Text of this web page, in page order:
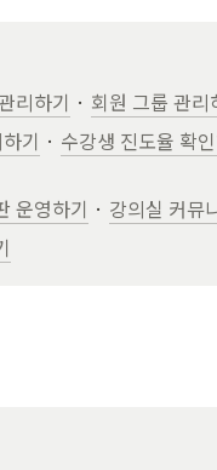
리하기 · 회원 그룹 관리
기 · 수강생 진도율 확
운영하기 · 강의실 커뮤